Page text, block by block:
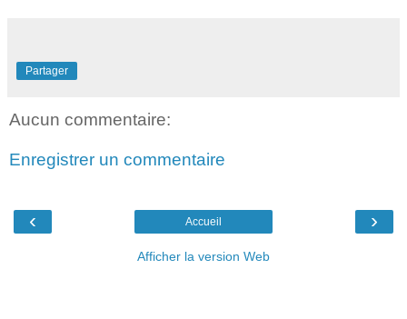
Partager
Aucun commentaire:
Enregistrer un commentaire
‹ ›
Accueil
Afficher la version Web